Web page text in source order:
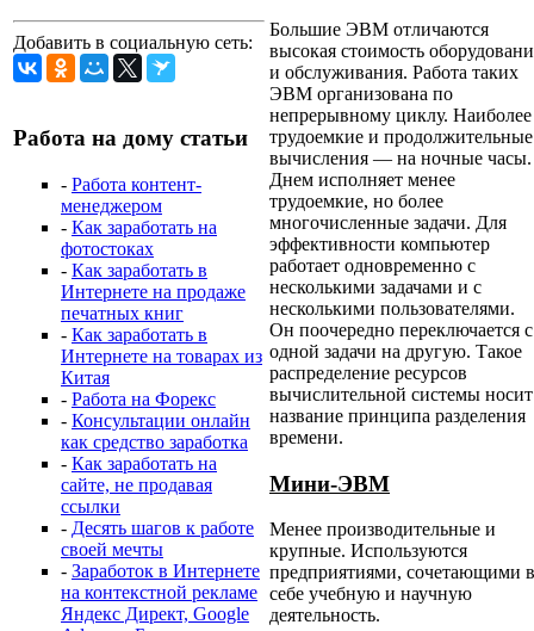
Добавить в социальную сеть:
Работа на дому статьи
- Работа контент-
менеджером
- Как заработать на
фотостоках
- Как заработать в
Интернете на продаже
печатных книг
- Как заработать в
Интернете на товарах из
Китая
- Работа на Форекс
- Консультации онлайн
как средство заработка
- Как заработать на
сайте, не продавая
ссылки
- Десять шагов к работе
своей мечты
- Заработок в Интернете
на контекстной рекламе
Яндекс Директ, Google
Большие ЭВМ отличаются
высокая стоимость
и обслуживания. Работа таких
ЭВМ организована по
непрерывному циклу. Наиболее
трудоемкие и продолжительные
вычисления — на ночные часы.
Днем исполняет менее
трудоемкие, но более
многочисленные задачи. Для
эффективности компьютер
работает одновременно с
несколькими задачами и с
несколькими пользователями.
Он поочередно переключается с
одной задачи на другую. Такое
распределение ресурсов
вычислительной системы носит
название принципа разделения
времени.
Мини-ЭВМ
Менее производительные и
крупные. Используются
предприятиями, сочетающими в
себе учебную и научную
деятельность.